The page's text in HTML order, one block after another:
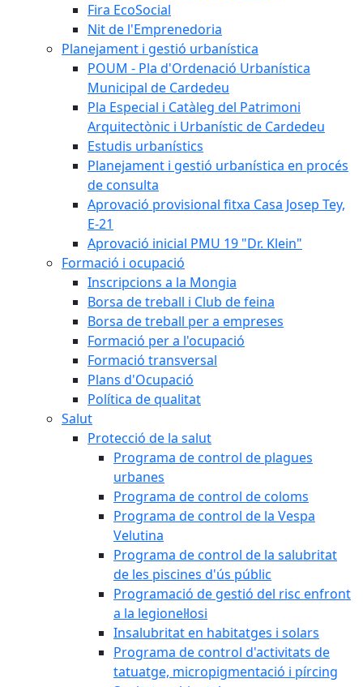
Fira EcoSocial
Nit de l'Emprenedoria
Planejament i gestió urbanística
POUM - Pla d'Ordenació Urbanística
Municipal de Cardedeu
Pla Especial i Catàleg del Patrimoni
Arquitectònic i Urbanístic de Cardedeu
Estudis urbanístics
Planejament i gestió urbanística en procés
de consulta
Aprovació provisional fitxa Casa Josep Tey,
E-21
Aprovació inicial PMU 19 "Dr. Klein"
Formació i ocupació
Inscripcions a la Mongia
Borsa de treball i Club de feina
Borsa de treball per a empreses
Formació per a l'ocupació
Formació transversal
Plans d'Ocupació
Política de qualitat
Salut
Protecció de la salut
Programa de control de plagues
urbanes
Programa de control de coloms
Programa de control de la Vespa
Velutina
Programa de control de la salubritat
de les piscines d'ús públic
Programació de gestió del risc enfront
a la legionel·losi
Insalubritat en habitatges i solars
Programa de control d'activitats de
tatuatge, micropigmentació i pírcing